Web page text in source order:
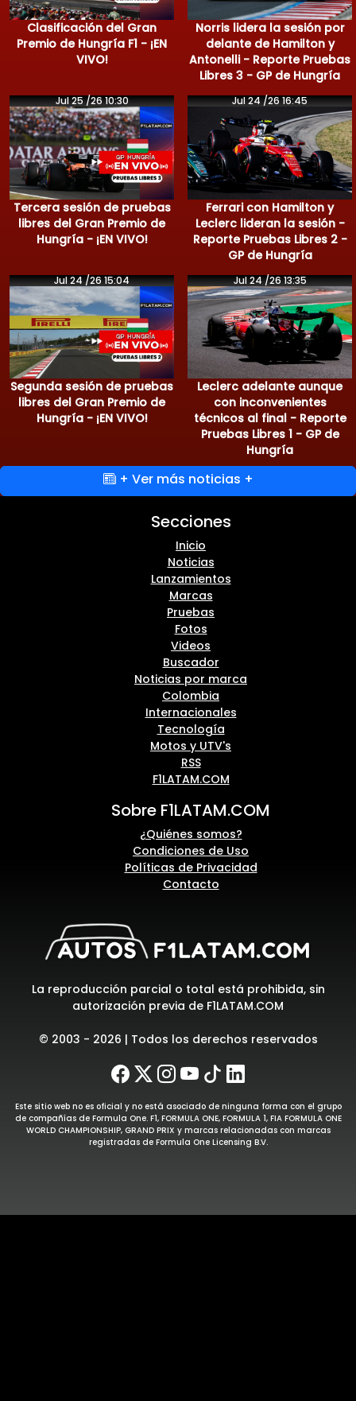
Clasificación del Gran
Premio de Hungría F1 - ¡EN
VIVO!
Norris lidera la sesión por
delante de Hamilton y
Antonelli - Reporte Pruebas
Libres 3 - GP de Hungría
Jul 25 /26 10:30
Tercera sesión de pruebas
libres del Gran Premio de
Hungría - ¡EN VIVO!
Jul 24 /26 16:45
Ferrari con Hamilton y
Leclerc lideran la sesión -
Reporte Pruebas Libres 2 -
GP de Hungría
Jul 24 /26 15:04
Segunda sesión de pruebas
libres del Gran Premio de
Hungría - ¡EN VIVO!
Jul 24 /26 13:35
Leclerc adelante aunque
con inconvenientes
técnicos al final - Reporte
Pruebas Libres 1 - GP de
Hungría
+ Ver más noticias +
Secciones
Inicio
Noticias
Lanzamientos
Marcas
Pruebas
Fotos
Videos
Buscador
Noticias por marca
Colombia
Internacionales
Tecnología
Motos y UTV's
RSS
F1LATAM.COM
Sobre F1LATAM.COM
¿Quiénes somos?
Condiciones de Uso
Políticas de Privacidad
Contacto
La reproducción parcial o total está prohibida, sin
autorización previa de F1LATAM.COM
© 2003 - 2026 | Todos los derechos reservados
Este sitio web no es oficial y no está asociado de ninguna forma con el grupo
de compañías de Formula One. F1, FORMULA ONE, FORMULA 1, FIA FORMULA ONE
WORLD CHAMPIONSHIP, GRAND PRIX y marcas relacionadas con marcas
registradas de Formula One Licensing B.V.